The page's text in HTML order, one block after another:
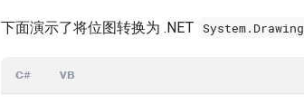
下面演示了将位图转换为 .NET
C# VB